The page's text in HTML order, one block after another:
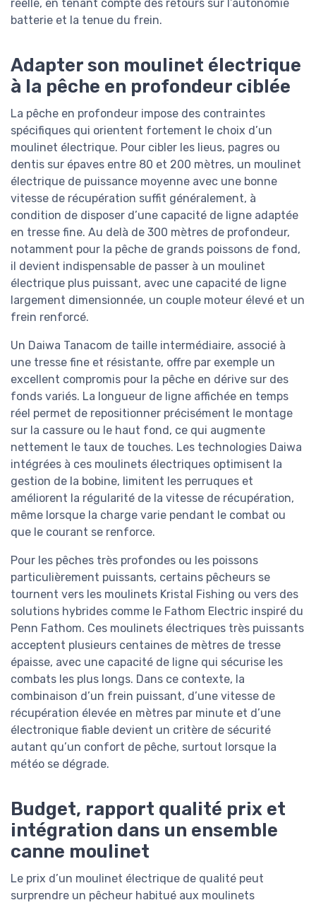
réelle, en tenant compte des retours sur l’autonomie
batterie et la tenue du frein.
Adapter son moulinet électrique
à la pêche en profondeur ciblée
La pêche en profondeur impose des contraintes
spécifiques qui orientent fortement le choix d’un
moulinet électrique. Pour cibler les lieus, pagres ou
dentis sur épaves entre 80 et 200 mètres, un moulinet
électrique de puissance moyenne avec une bonne
vitesse de récupération suffit généralement, à
condition de disposer d’une capacité de ligne adaptée
en tresse fine. Au delà de 300 mètres de profondeur,
notamment pour la pêche de grands poissons de fond,
il devient indispensable de passer à un moulinet
électrique plus puissant, avec une capacité de ligne
largement dimensionnée, un couple moteur élevé et un
frein renforcé.
Un Daiwa Tanacom de taille intermédiaire, associé à
une tresse fine et résistante, offre par exemple un
excellent compromis pour la pêche en dérive sur des
fonds variés. La longueur de ligne affichée en temps
réel permet de repositionner précisément le montage
sur la cassure ou le haut fond, ce qui augmente
nettement le taux de touches. Les technologies Daiwa
intégrées à ces moulinets électriques optimisent la
gestion de la bobine, limitent les perruques et
améliorent la régularité de la vitesse de récupération,
même lorsque la charge varie pendant le combat ou
que le courant se renforce.
Pour les pêches très profondes ou les poissons
particulièrement puissants, certains pêcheurs se
tournent vers les moulinets Kristal Fishing ou vers des
solutions hybrides comme le Fathom Electric inspiré du
Penn Fathom. Ces moulinets électriques très puissants
acceptent plusieurs centaines de mètres de tresse
épaisse, avec une capacité de ligne qui sécurise les
combats les plus longs. Dans ce contexte, la
combinaison d’un frein puissant, d’une vitesse de
récupération élevée en mètres par minute et d’une
électronique fiable devient un critère de sécurité
autant qu’un confort de pêche, surtout lorsque la
météo se dégrade.
Budget, rapport qualité prix et
intégration dans un ensemble
canne moulinet
Le prix d’un moulinet électrique de qualité peut
surprendre un pêcheur habitué aux moulinets